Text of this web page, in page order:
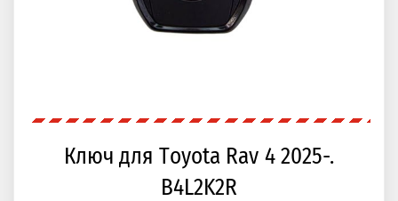
Ключ для Toyota Rav 4 2025-.
B4L2K2R